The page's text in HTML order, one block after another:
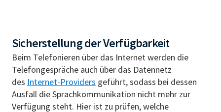
Sicherstellung der Verfügbarkeit
Beim Telefonieren über das Internet werden die
Telefongespräche auch über das Datennetz
des Internet-Providers geführt, sodass bei dessen
Ausfall die Sprachkommunikation nicht mehr zur
Verfügung steht. Hier ist zu prüfen, welche